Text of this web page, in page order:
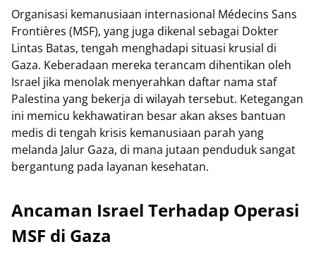
Organisasi kemanusiaan internasional Médecins Sans
Frontières (MSF), yang juga dikenal sebagai Dokter
Lintas Batas, tengah menghadapi situasi krusial di
Gaza. Keberadaan mereka terancam dihentikan oleh
Israel jika menolak menyerahkan daftar nama staf
Palestina yang bekerja di wilayah tersebut. Ketegangan
ini memicu kekhawatiran besar akan akses bantuan
medis di tengah krisis kemanusiaan parah yang
melanda Jalur Gaza, di mana jutaan penduduk sangat
bergantung pada layanan kesehatan.
Ancaman Israel Terhadap Operasi
MSF di Gaza